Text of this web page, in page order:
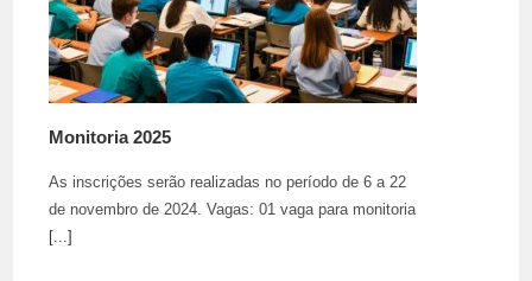
Monitoria 2025
As inscrições serão realizadas no período de 6 a 22
de novembro de 2024. Vagas: 01 vaga para monitoria
[...]